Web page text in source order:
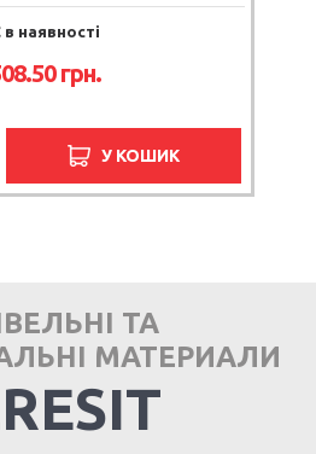
в наявності
грн.
У КОШИК
ТА
МАТЕРИАЛИ